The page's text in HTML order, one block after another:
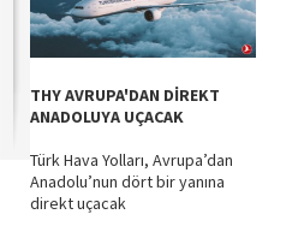
THY AVRUPA'DAN DİREKT
ANADOLUYA UÇACAK
Türk Hava Yolları, Avrupa’dan
Anadolu’nun dört bir yanına
direkt uçacak